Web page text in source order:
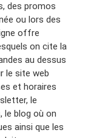
des promos
ou lors des
offre
on cite la
au dessus
le site web
et horaires
le
le blog où on
ainsi que les